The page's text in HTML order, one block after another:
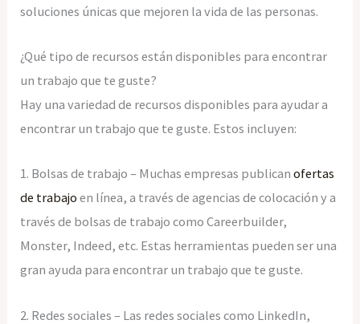
soluciones únicas que mejoren la vida de las personas.
¿Qué tipo de recursos están disponibles para encontrar
un trabajo que te guste?
Hay una variedad de recursos disponibles para ayudar a
encontrar un trabajo que te guste. Estos incluyen:
1. Bolsas de trabajo – Muchas empresas publicanofertas
de trabajo en línea, a través de agencias de colocación y a
través de bolsas de trabajo como Careerbuilder,
Monster, Indeed, etc. Estas herramientas pueden ser una
gran ayuda para encontrar un trabajo que te guste.
2. Redes sociales – Las redes sociales como LinkedIn,